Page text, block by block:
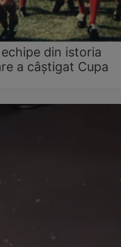
din istoria
a câştigat Cupa